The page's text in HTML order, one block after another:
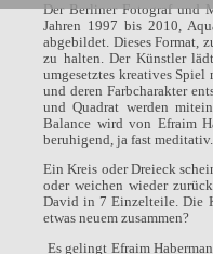
Der Berliner Fotograf und
Jahren 1997 bis 2010,
abgebildet. Dieses Format,
zu halten. Der Künstler
umgesetztes kreatives
und deren Farbcharakter
und Quadrat werden
Balance wird von Efraim
beruhigend, ja fast meditativ.
Ein Kreis oder Dreieck
oder weichen wieder
David in 7 Einzelteile. Die
etwas neuem zusammen?
Es gelingt Efraim